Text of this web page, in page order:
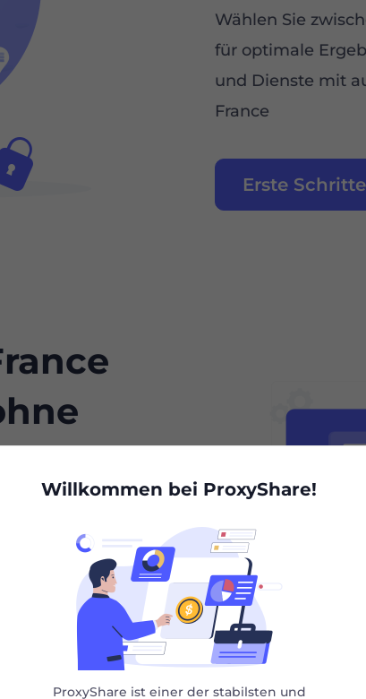
Wählen Sie
für optimale
und Dienste mit
France
Erste Schritte
in lokale
Proxyserver,
Daten,
lokale SEO
Willkommen bei ProxyShare!
ProxyShare ist einer der stabilsten und